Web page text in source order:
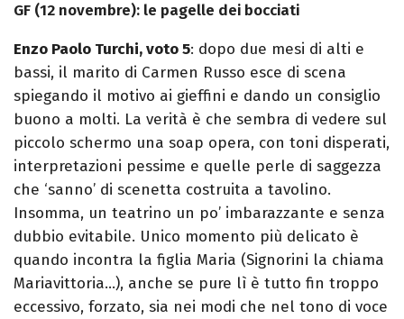
GF (12 novembre): le pagelle dei bocciati
Enzo Paolo Turchi, voto 5: dopo due mesi di alti e
bassi, il marito di Carmen Russo esce di scena
spiegando il motivo ai gieffini e dando un consiglio
buono a molti. La verità è che sembra di vedere sul
piccolo schermo una soap opera, con toni disperati,
interpretazioni pessime e quelle perle di saggezza
che ‘sanno’ di scenetta costruita a tavolino.
Insomma, un teatrino un po’ imbarazzante e senza
dubbio evitabile. Unico momento più delicato è
quando incontra la figlia Maria (Signorini la chiama
Mariavittoria…), anche se pure lì è tutto fin troppo
eccessivo, forzato, sia nei modi che nel tono di voce